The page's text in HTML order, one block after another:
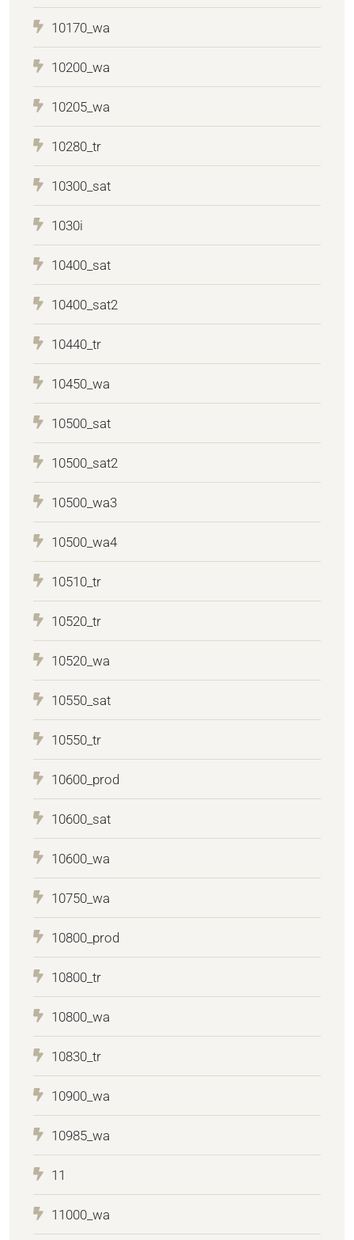
10170_wa
10200_wa
10205_wa
10280_tr
10300_sat
1030i
10400_sat
10400_sat2
10440_tr
10450_wa
10500_sat
10500_sat2
10500_wa3
10500_wa4
10510_tr
10520_tr
10520_wa
10550_sat
10550_tr
10600_prod
10600_sat
10600_wa
10750_wa
10800_prod
10800_tr
10800_wa
10830_tr
10900_wa
10985_wa
11
11000_wa